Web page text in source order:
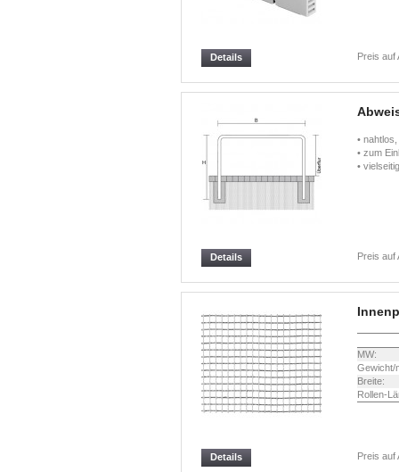
Preis auf
Details
•
• zum
•
Preis auf
Details
MW:
Gewicht/
Breite:
Rollen-
Preis auf
Details